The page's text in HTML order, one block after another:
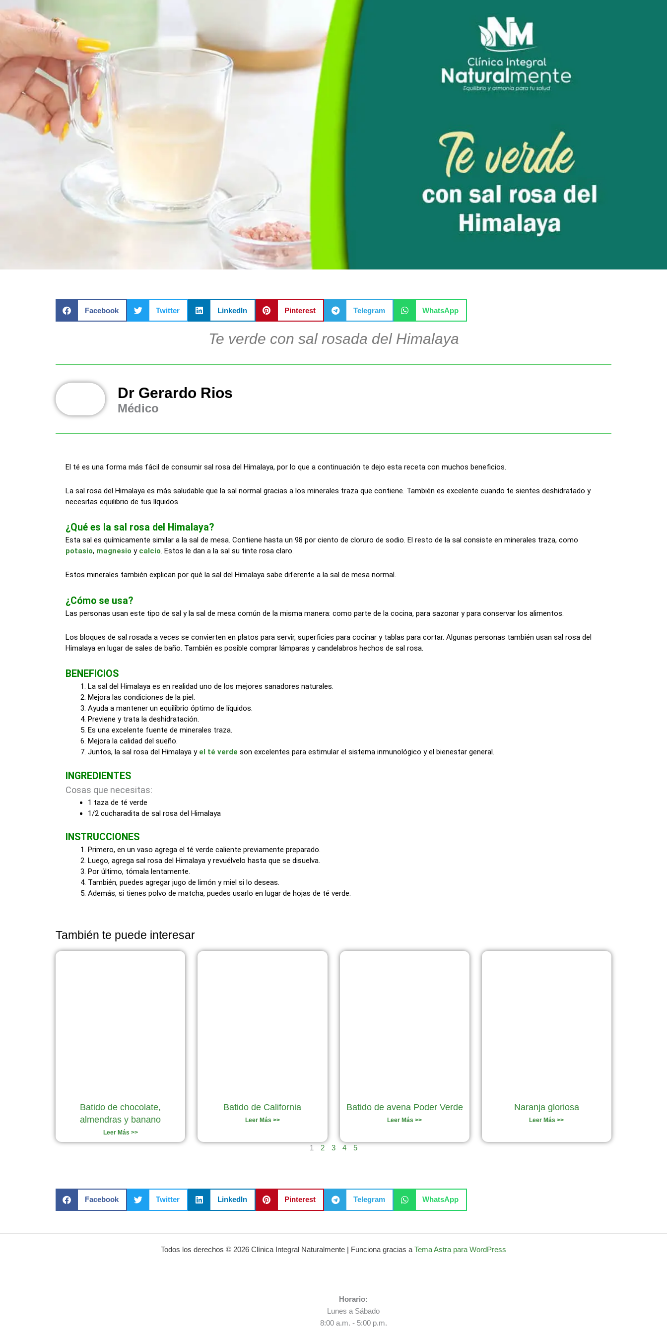
Facebook Twitter LinkedIn Pinterest Telegram WhatsApp
Te verde con sal rosada del Himalaya
Dr Gerardo Rios
Médico
El té es una forma más fácil de consumir sal rosa del Himalaya, por lo que a continuación te dejo esta receta con muchos beneficios.
La sal rosa del Himalaya es más saludable que la sal normal gracias a los minerales traza que contiene. También es excelente cuando te sientes deshidratado y
necesitas equilibrio de tus líquidos.
¿Qué es la sal rosa del Himalaya?
Esta sal es químicamente similar a la sal de mesa. Contiene hasta un 98 por ciento de cloruro de sodio. El resto de la sal consiste en minerales traza, como
potasio, magnesio y calcio. Estos le dan a la sal su tinte rosa claro.
Estos minerales también explican por qué la sal del Himalaya sabe diferente a la sal de mesa normal.
¿Cómo se usa?
Las personas usan este tipo de sal y la sal de mesa común de la misma manera: como parte de la cocina, para sazonar y para conservar los alimentos.
Los bloques de sal rosada a veces se convierten en platos para servir, superficies para cocinar y tablas para cortar. Algunas personas también usan sal rosa del
Himalaya en lugar de sales de baño. También es posible comprar lámparas y candelabros hechos de sal rosa.
BENEFICIOS
La sal del Himalaya es en realidad uno de los mejores sanadores naturales.
Mejora las condiciones de la piel.
Ayuda a mantener un equilibrio óptimo de líquidos.
Previene y trata la deshidratación.
Es una excelente fuente de minerales traza.
Mejora la calidad del sueño.
Juntos, la sal rosa del Himalaya y el té verde son excelentes para estimular el sistema inmunológico y el bienestar general.
INGREDIENTES
Cosas que necesitas:
1 taza de té verde
1/2 cucharadita de sal rosa del Himalaya
INSTRUCCIONES
Primero, en un vaso agrega el té verde caliente previamente preparado.
Luego, agrega sal rosa del Himalaya y revuélvelo hasta que se disuelva.
Por último, tómala lentamente.
También, puedes agregar jugo de limón y miel si lo deseas.
Además, si tienes polvo de matcha, puedes usarlo en lugar de hojas de té verde.
También te puede interesar
Batido de chocolate,
almendras y banano
Leer Más >>
Batido de California
Leer Más >>
Batido de avena Poder Verde
Leer Más >>
Naranja gloriosa
Leer Más >>
Página
1
Página
2
Página
3 4 5
Facebook Twitter LinkedIn Pinterest Telegram WhatsApp
Todos los derechos © 2026 Clínica Integral Naturalmente | Funciona gracias a Tema Astra para WordPress
Horario:
Lunes a Sábado
8:00 a.m. - 5:00 p.m.